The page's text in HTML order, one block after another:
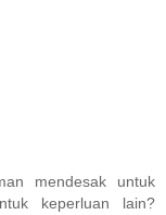
mendesak untuk
keperluan lain?